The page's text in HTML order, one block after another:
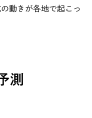
の動きが各地で起こっ
測